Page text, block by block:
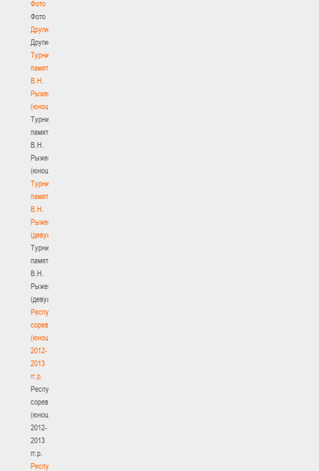
Фото
Фото
Другие
Другие
Турнир
памяти
В.Н.
Рыженкова
(юноши)
Турнир
памяти
В.Н.
Рыженкова
(юноши)
Турнир
памяти
В.Н.
Рыженкова
(девушки)
Турнир
памяти
В.Н.
Рыженкова
(девушки)
Республиканские
соревнования
(юноши)
2012-
2013
гг.р.
Республиканские
соревнования
(юноши)
2012-
2013
гг.р.
Республиканские